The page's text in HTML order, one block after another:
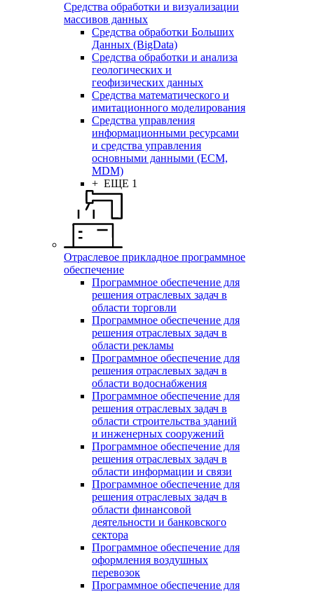
Средства обработки и визуализации
массивов данных
Средства обработки Больших
Данных (BigData)
Средства обработки и анализа
геологических и
геофизических данных
Средства математического и
имитационного моделирования
Средства управления
информационными ресурсами
и средства управления
основными данными (ECM,
MDM)
+ ЕЩЕ 1
Отраслевое прикладное программное
обеспечение
Программное обеспечение для
решения отраслевых задач в
области торговли
Программное обеспечение для
решения отраслевых задач в
области рекламы
Программное обеспечение для
решения отраслевых задач в
области водоснабжения
Программное обеспечение для
решения отраслевых задач в
области строительства зданий
и инженерных сооружений
Программное обеспечение для
решения отраслевых задач в
области информации и связи
Программное обеспечение для
решения отраслевых задач в
области финансовой
деятельности и банковского
сектора
Программное обеспечение для
оформления воздушных
перевозок
Программное обеспечение для